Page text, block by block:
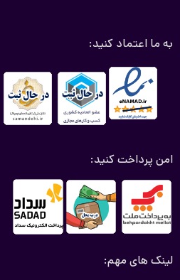
به ما اعتماد کنید:
امن پرداخت کنید:
لینک های مهم: